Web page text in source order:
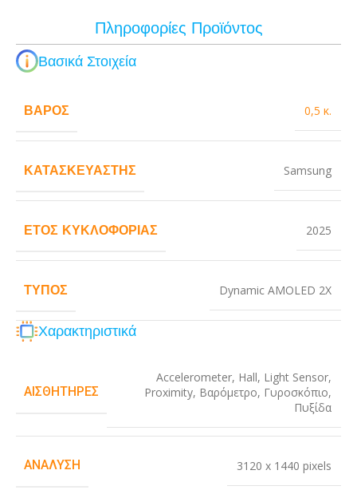
Πληροφορίες Προϊόντος
Βασικά Στοιχεία
ΒΆΡΟΣ 0,5 κ.
ΚΑΤΑΣΚΕΥΑΣΤΉΣ Samsung
ΈΤΟΣ ΚΥΚΛΟΦΟΡΊΑΣ 2025
ΤΎΠΟΣ Dynamic AMOLED 2X
Χαρακτηριστικά
ΑΙΣΘΗΤΉΡΕΣ
Accelerometer, Hall, Light Sensor,
Proximity, Βαρόμετρο, Γυροσκόπιο,
Πυξίδα
ΑΝΆΛΥΣΗ 3120 x 1440 pixels